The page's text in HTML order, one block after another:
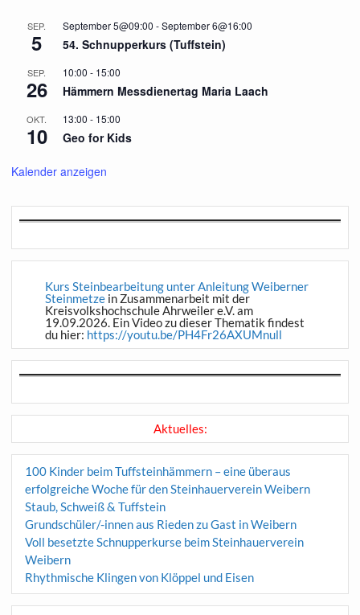
SEP.
5
September 5@09:00 -September 6@16:00
54. Schnupperkurs (Tuffstein)
SEP.
26
10:00 - 15:00
Hämmern Messdienertag Maria Laach
OKT.
10
13:00 - 15:00
Geo for Kids
Kalender anzeigen
Kurs Steinbearbeitung unter Anleitung Weiberner
Steinmetzein Zusammenarbeit mit der
Kreisvolkshochschule Ahrweiler e.V. am
19.09.2026. Ein Video zu dieser Thematik findest
du hier: https://youtu.be/PH4Fr26AXUMnull
Aktuelles:
100 Kinder beim Tuffsteinhämmern – eine überaus
erfolgreiche Woche für den Steinhauerverein Weibern
Staub, Schweiß & Tuffstein
Grundschüler/-innen aus Rieden zu Gast in Weibern
Voll besetzte Schnupperkurse beim Steinhauerverein
Weibern
Rhythmische Klingen von Klöppel und Eisen